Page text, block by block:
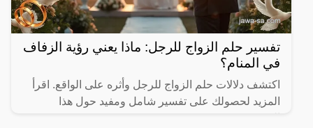
تفسير حلم الزواج للرجل: ماذا يعني رؤية الزفاف
في المنام؟
اكتشف دلالات حلم الزواج للرجل وأثره على الواقع. اقرأ
المزيد لحصولك على تفسير شامل ومفيد حول هذا